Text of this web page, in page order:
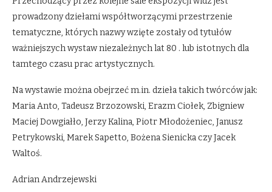
prowadzony dziełami współtworzącymi przestrzenie
tematyczne, których nazwy wzięte zostały od tytułów
ważniejszych wystaw niezależnych lat 80 . lub istotnych dla
tamtego czasu prac artystycznych.
Na wystawie można obejrzeć m.in. dzieła takich twórców jak:
Maria Anto, Tadeusz Brzozowski, Erazm Ciołek, Zbigniew
Maciej Dowgiałło, Jerzy Kalina, Piotr Młodożeniec, Janusz
Petrykowski, Marek Sapetto, Bożena Sienicka czy Jacek
Waltoś.
Adrian Andrzejewski